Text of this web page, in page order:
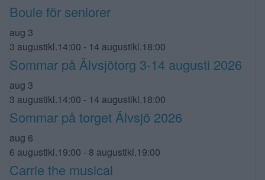
Boule för seniorer
aug 3
3 augustikl.14:00 - 14 augustikl.18:00
Sommar på Älvsjötorg 3-14 augusti 2026
aug 3
3 augustikl.14:00 - 14 augustikl.18:00
Sommar på torget Älvsjö 2026
aug 6
6 augustikl.19:00 - 8 augustikl.19:00
Carrie the musical